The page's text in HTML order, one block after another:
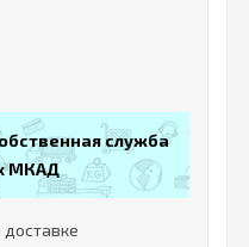
служба
МКАД